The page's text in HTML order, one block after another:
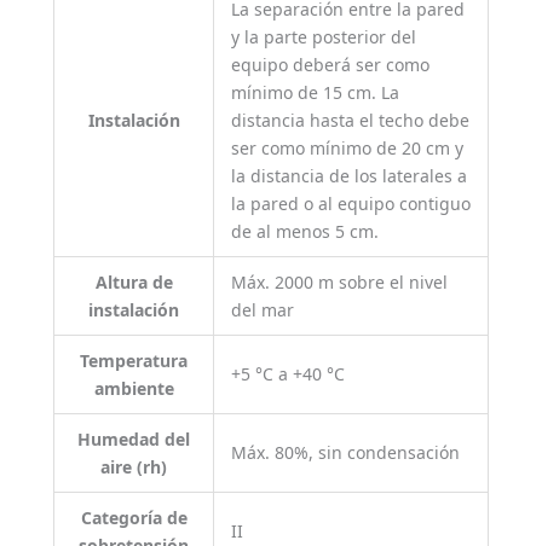
Instalación
La separación entre la pared
y la parte posterior del
equipo deberá ser como
mínimo de 15 cm. La
distancia hasta el techo debe
ser como mínimo de 20 cm y
la distancia de los laterales a
la pared o al equipo contiguo
de al menos 5 cm.
Altura de
instalación
Máx. 2000 m sobre el nivel
del mar
Temperatura
ambiente
+5 °C a +40 °C
Humedad del
aire (rh)
Máx. 80%, sin condensación
Categoría de
II